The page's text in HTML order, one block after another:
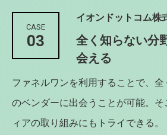
CASE
03
イオンドットコム株
全く知らない分
会える
ファネルワンを利用することで、
のベンダーに出会うことが可能。
ィアの取り組みにもトライできる。